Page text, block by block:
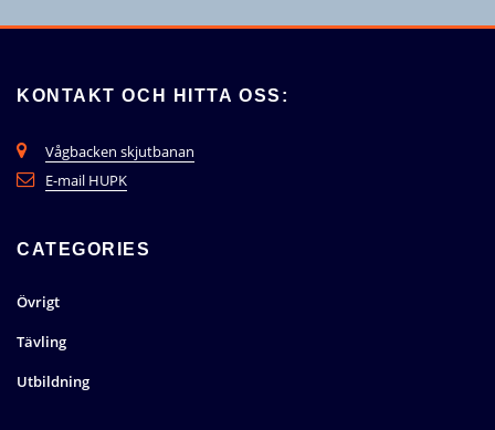
KONTAKT OCH HITTA OSS:
Vågbacken skjutbanan
E-mail HUPK
CATEGORIES
Övrigt
Tävling
Utbildning